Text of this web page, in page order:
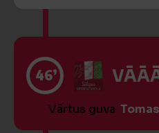
46’
Vārtus guva